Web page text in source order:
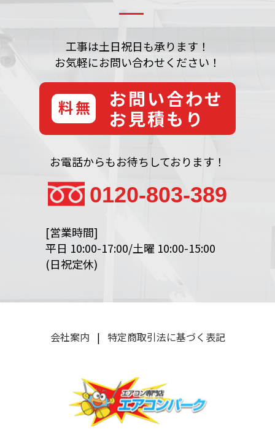
工事は土日祝日も承ります！
お気軽にお問い合わせください！
無料
お問い合わせ
お見積もり
お電話からもお待ちしております！
0120-803-389
[営業時間]
平日 10:00-17:00/土曜 10:00-15:00
(日祝定休)
会社案内 | 特定商取引法に基づく表記